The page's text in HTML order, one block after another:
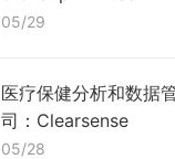
05/29
医疗保健分析和数据
司：Clearsense
05/28